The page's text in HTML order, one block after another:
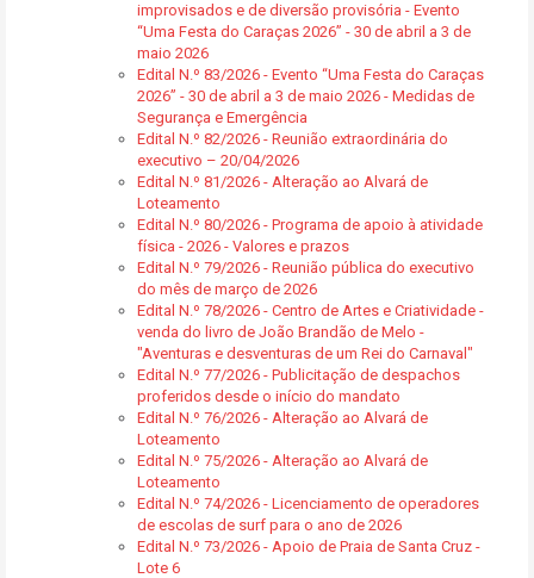
improvisados e de diversão provisória - Evento
“Uma Festa do Caraças 2026” - 30 de abril a 3 de
maio 2026
Edital N.º 83/2026 - Evento “Uma Festa do Caraças
2026” - 30 de abril a 3 de maio 2026 - Medidas de
Segurança e Emergência
Edital N.º 82/2026 - Reunião extraordinária do
executivo – 20/04/2026
Edital N.º 81/2026 - Alteração ao Alvará de
Loteamento
Edital N.º 80/2026 - Programa de apoio à atividade
física - 2026 - Valores e prazos
Edital N.º 79/2026 - Reunião pública do executivo
do mês de março de 2026
Edital N.º 78/2026 - Centro de Artes e Criatividade -
venda do livro de João Brandão de Melo -
"Aventuras e desventuras de um Rei do Carnaval"
Edital N.º 77/2026 - Publicitação de despachos
proferidos desde o início do mandato
Edital N.º 76/2026 - Alteração ao Alvará de
Loteamento
Edital N.º 75/2026 - Alteração ao Alvará de
Loteamento
Edital N.º 74/2026 - Licenciamento de operadores
de escolas de surf para o ano de 2026
Edital N.º 73/2026 - Apoio de Praia de Santa Cruz -
Lote 6